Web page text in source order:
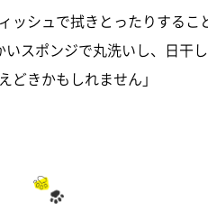
シュで拭きとったりするこ
スポンジで丸洗いし、日干
きかもしれません」